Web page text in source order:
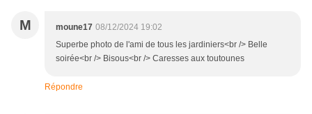
M moune17 08/12/2024 19:02
Superbe photo de l'ami de tous les jardiniers<br /> Belle
soirée<br /> Bisous<br /> Caresses aux toutounes
Répondre